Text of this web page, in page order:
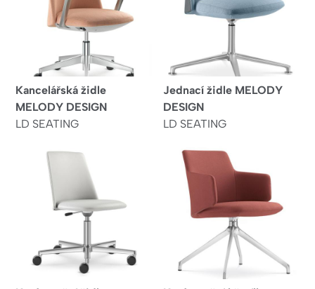
Kancelářská židle
MELODY DESIGN
LD SEATING
Jednací židle MELODY
DESIGN
LD SEATING